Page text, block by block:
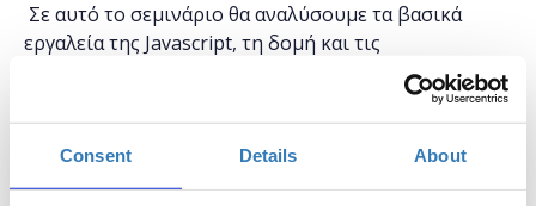
Consent Details About
Σε αυτό το σεμινάριο θα αναλύσουμε τα βασικά
εργαλεία της Javascript, τη δομή και τις
ιδιαιτερότητές της, με ιδιαίτερη αναφορά στα
σύγχρονα χαρακτηριστικά της δημοφιλούς
γλώσσας.